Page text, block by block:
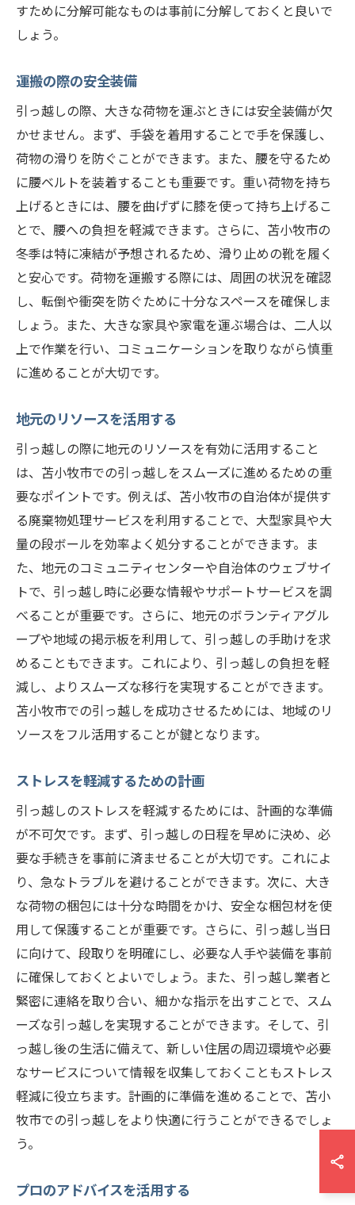
すために分解可能なものは事前に分解しておくと良いで
しょう。
運搬の際の安全装備
引っ越しの際、大きな荷物を運ぶときには安全装備が欠
かせません。まず、手袋を着用することで手を保護し、
荷物の滑りを防ぐことができます。また、腰を守るため
に腰ベルトを装着することも重要です。重い荷物を持ち
上げるときには、腰を曲げずに膝を使って持ち上げるこ
とで、腰への負担を軽減できます。さらに、苫小牧市の
冬季は特に凍結が予想されるため、滑り止めの靴を履く
と安心です。荷物を運搬する際には、周囲の状況を確認
し、転倒や衝突を防ぐために十分なスペースを確保しま
しょう。また、大きな家具や家電を運ぶ場合は、二人以
上で作業を行い、コミュニケーションを取りながら慎重
に進めることが大切です。
地元のリソースを活用する
引っ越しの際に地元のリソースを有効に活用すること
は、苫小牧市での引っ越しをスムーズに進めるための重
要なポイントです。例えば、苫小牧市の自治体が提供す
る廃棄物処理サービスを利用することで、大型家具や大
量の段ボールを効率よく処分することができます。ま
た、地元のコミュニティセンターや自治体のウェブサイ
トで、引っ越し時に必要な情報やサポートサービスを調
べることが重要です。さらに、地元のボランティアグル
ープや地域の掲示板を利用して、引っ越しの手助けを求
めることもできます。これにより、引っ越しの負担を軽
減し、よりスムーズな移行を実現することができます。
苫小牧市での引っ越しを成功させるためには、地域のリ
ソースをフル活用することが鍵となります。
ストレスを軽減するための計画
引っ越しのストレスを軽減するためには、計画的な準備
が不可欠です。まず、引っ越しの日程を早めに決め、必
要な手続きを事前に済ませることが大切です。これによ
り、急なトラブルを避けることができます。次に、大き
な荷物の梱包には十分な時間をかけ、安全な梱包材を使
用して保護することが重要です。さらに、引っ越し当日
に向けて、段取りを明確にし、必要な人手や装備を事前
に確保しておくとよいでしょう。また、引っ越し業者と
緊密に連絡を取り合い、細かな指示を出すことで、スム
ーズな引っ越しを実現することができます。そして、引
っ越し後の生活に備えて、新しい住居の周辺環境や必要
なサービスについて情報を収集しておくこともストレス
軽減に役立ちます。計画的に準備を進めることで、苫小
牧市での引っ越しをより快適に行うことができるでしょ
う。
プロのアドバイスを活用する